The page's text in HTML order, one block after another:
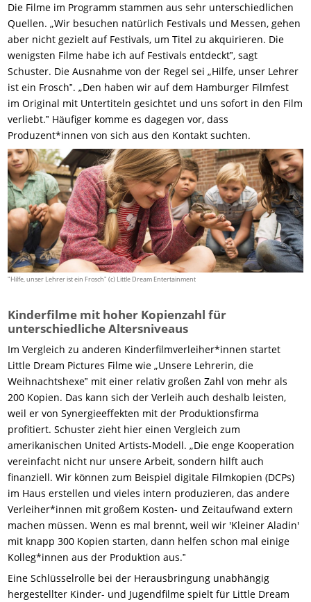
Die Filme im Programm stammen aus sehr unterschiedlichen
Quellen. „Wir besuchen natürlich Festivals und Messen, gehen
aber nicht gezielt auf Festivals, um Titel zu akquirieren. Die
wenigsten Filme habe ich auf Festivals entdeckt‟, sagt
Schuster. Die Ausnahme von der Regel sei „Hilfe, unser Lehrer
ist ein Frosch‟. „Den haben wir auf dem Hamburger Filmfest
im Original mit Untertiteln gesichtet und uns sofort in den Film
verliebt.‟ Häufiger komme es dagegen vor, dass
Produzent*innen von sich aus den Kontakt suchten.
"Hilfe, unser Lehrer ist ein Frosch" (c) Little Dream Entertainment
Kinderfilme mit hoher Kopienzahl für
unterschiedliche Altersniveaus
Im Vergleich zu anderen Kinderfilmverleiher*innen startet
Little Dream Pictures Filme wie „Unsere Lehrerin, die
Weihnachtshexe‟ mit einer relativ großen Zahl von mehr als
200 Kopien. Das kann sich der Verleih auch deshalb leisten,
weil er von Synergieeffekten mit der Produktionsfirma
profitiert. Schuster zieht hier einen Vergleich zum
amerikanischen United Artists-Modell. „Die enge Kooperation
vereinfacht nicht nur unsere Arbeit, sondern hilft auch
finanziell. Wir können zum Beispiel digitale Filmkopien (DCPs)
im Haus erstellen und vieles intern produzieren, das andere
Verleiher*innen mit großem Kosten- und Zeitaufwand extern
machen müssen. Wenn es mal brennt, weil wir 'Kleiner Aladin'
mit knapp 300 Kopien starten, dann helfen schon mal einige
Kolleg*innen aus der Produktion aus.‟
Eine Schlüsselrolle bei der Herausbringung unabhängig
hergestellter Kinder- und Jugendfilme spielt für Little Dream